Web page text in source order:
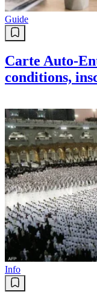
Guide
Carte Auto-
conditions,
Info